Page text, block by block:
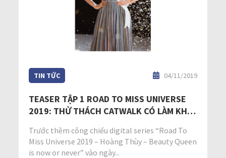
TIN TỨC 04/11/2019
TEASER TẬP 1 ROAD TO MISS UNIVERSE
2019: THỬ THÁCH CATWALK CÓ LÀM KHÓ
Trước thềm công chiếu digital series “Road To
Miss Universe 2019 – Hoàng Thùy – Beauty Queen
is now or never” vào ngày...